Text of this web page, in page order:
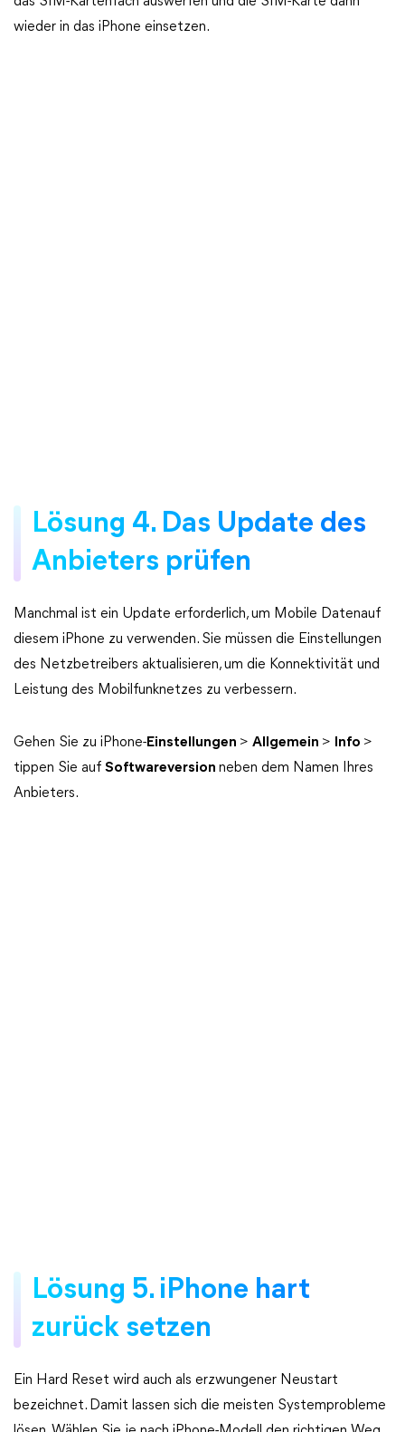
wieder in das iPhone einsetzen.
Lösung 4. Das Update des
Anbieters prüfen
Manchmal ist ein Update erforderlich, um Mobile Datenauf
diesem iPhone zu verwenden. Sie müssen die Einstellungen
des Netzbetreibers aktualisieren, um die Konnektivität und
Leistung des Mobilfunknetzes zu verbessern.
Gehen Sie zu iPhone-Einstellungen > Allgemein > Info >
tippen Sie auf Softwareversion neben dem Namen Ihres
Anbieters.
Lösung 5. iPhone hart
zurück setzen
Ein Hard Reset wird auch als erzwungener Neustart
bezeichnet. Damit lassen sich die meisten Systemprobleme